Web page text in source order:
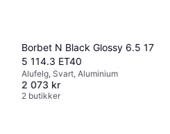
Borbet N Black Glossy 6.5 17
5 114.3 ET40
Alufelg, Svart, Aluminium
2 073 kr
2 butikker